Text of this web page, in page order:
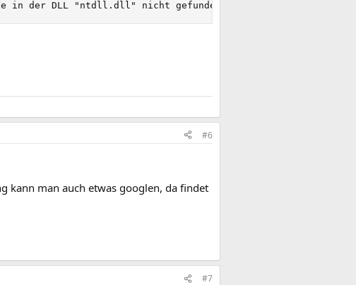
in der DLL "ntdll.dll" nicht gefunden
#6
kann man auch etwas googlen, da findet
#7